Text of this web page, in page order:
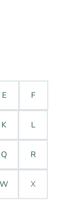
E F
K L
Q R
W X